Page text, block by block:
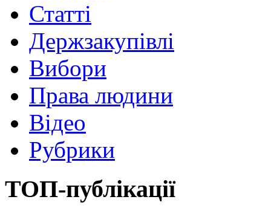
Статті
Держзакупівлі
Вибори
Права людини
Відео
Рубрики
ТОП-публікації